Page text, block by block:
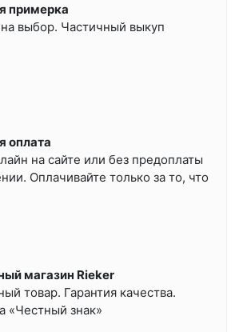
примерка
выбор. Частичный выкуп
оплата
на сайте или без предоплаты
Оплачивайте только за то, что
магазин Rieker
товар. Гарантия качества.
«Честный знак»